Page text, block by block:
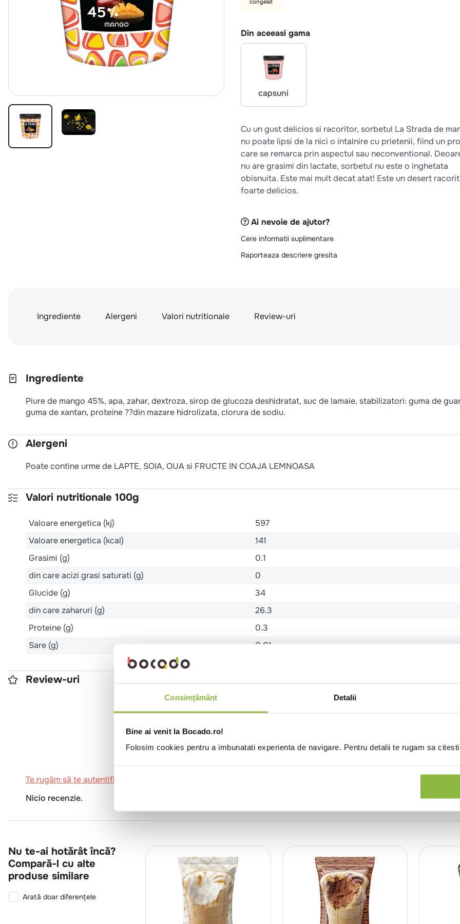
Consimțământ Detalii
Bine ai venit la Bocado.ro!
Folosim cookies pentru a imbunatati experienta de navigare. Pentru detalii te rugam sa
congelat
Din aceeasi gama
capsuni
Cu un gust delicios si racoritor, sorbetul La Strada de
nu poate lipsi de la nici o intalnire cu prietenii, fiind un
care se remarca prin aspectul sau neconventional.
nu are grasimi din lactate, sorbetul nu este o inghetata
obisnuita. Este mai mult decat atat! Este un desert
foarte delicios.
Ai nevoie de ajutor?
Cere informatii suplimentare
Raporteaza descriere gresita
Ingrediente Alergeni Valori nutritionale Review-uri
Ingrediente
Piure de mango 45%, apa, zahar, dextroza, sirop de glucoza deshidratat, suc de lamaie, stabilizatori: guma de
guma de xantan, proteine ??din mazare hidrolizata, clorura de sodiu.
Alergeni
Poate contine urme de LAPTE, SOIA, OUA si FRUCTE IN COAJA LEMNOASA
Valori nutritionale 100g
Valoare energetica (kj)
597
Valoare energetica (kcal)
141
Grasimi (g)
0.1
din care acizi grasi saturati (g)
0
Glucide (g)
34
din care zaharuri (g)
26.3
Proteine (g)
0.3
Sare (g)
0.01
Review-uri
0
Te rugăm să te autentifici pentru a scrie o recenzie.
Nicio recenzie.
Nu te-ai hotărât încă?
Compară-l cu alte
produse similare
Arată doar diferențele